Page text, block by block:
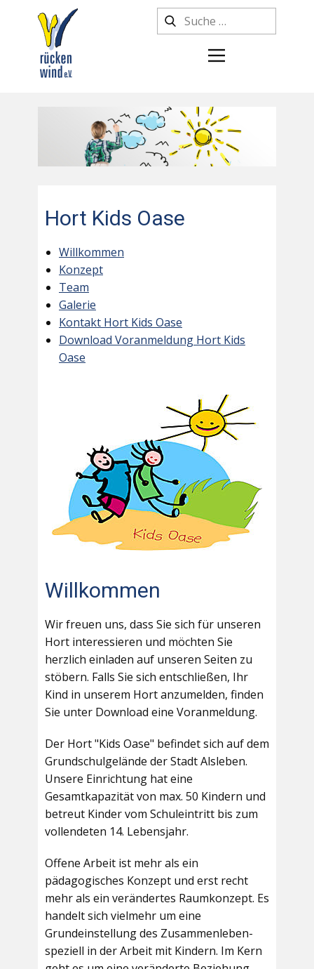
Hort Kids Oase
Willkommen
Konzept
Team
Galerie
Kontakt Hort Kids Oase
Download Voranmeldung Hort Kids
Oase
Willkommen
Wir freuen uns, dass Sie sich für unseren
Hort interessieren und möchten Sie
herzlich einladen auf unseren Seiten zu
stöbern. Falls Sie sich entschließen, Ihr
Kind in unserem Hort anzumelden, finden
Sie unter Download eine Voranmeldung.
Der Hort "Kids Oase" befindet sich auf dem
Grundschulgelände der Stadt Alsleben.
Unsere Einrichtung hat eine
Gesamtkapazität von max. 50 Kindern und
betreut Kinder vom Schuleintritt bis zum
vollendeten 14. Lebensjahr.
Offene Arbeit ist mehr als ein
pädagogisches Konzept und erst recht
mehr als ein verändertes Raumkonzept. Es
handelt sich vielmehr um eine
Grundeinstellung des Zusammenleben-
speziell in der Arbeit mit Kindern. Im Kern